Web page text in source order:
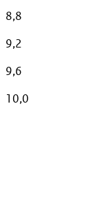
8,8
9,2
9,6
10,0